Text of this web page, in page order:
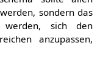
sondern das
sich den
anzupassen,